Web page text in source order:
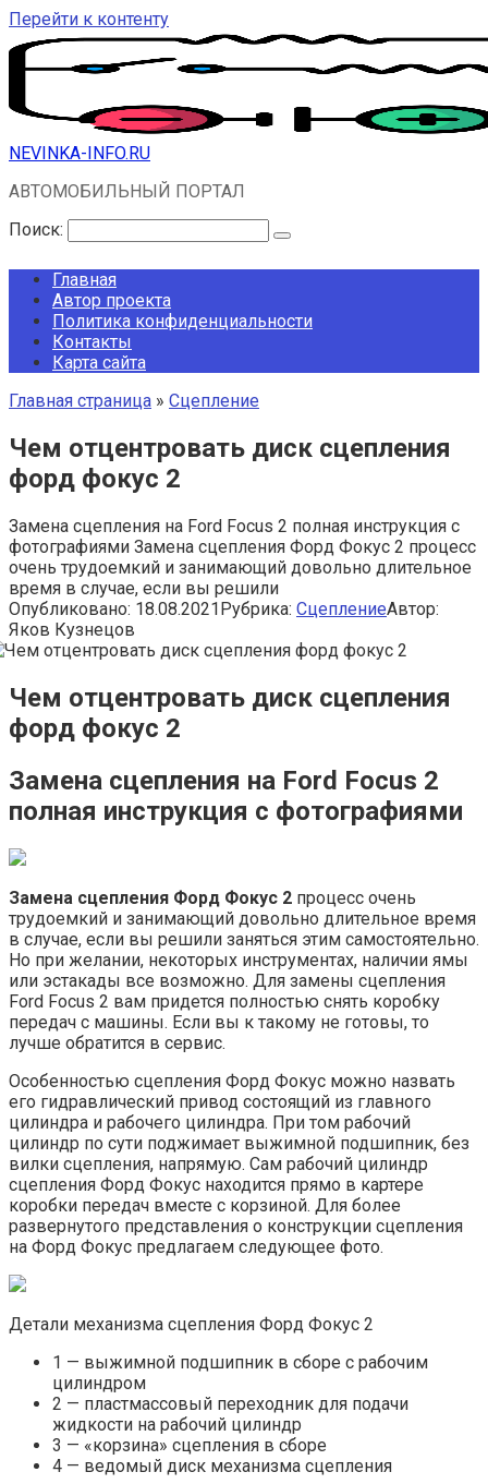
Перейти к контенту
NEVINKA-INFO.RU
АВТОМОБИЛЬНЫЙ ПОРТАЛ
Поиск:
Главная
Автор проекта
Политика конфиденциальности
Контакты
Карта сайта
Главная страница » Сцепление
Чем отцентровать диск сцепления
форд фокус 2
Замена сцепления на Ford Focus 2 полная инструкция с
фотографиями Замена сцепления Форд Фокус 2 процесс
очень трудоемкий и занимающий довольно длительное
время в случае, если вы решили
Опубликовано: 18.08.2021Рубрика: СцеплениеАвтор:
Яков Кузнецов
Чем отцентровать диск сцепления
форд фокус 2
Замена сцепления на Ford Focus 2
полная инструкция с фотографиями
Замена сцепления Форд Фокус 2 процесс очень
трудоемкий и занимающий довольно длительное время
в случае, если вы решили заняться этим самостоятельно.
Но при желании, некоторых инструментах, наличии ямы
или эстакады все возможно. Для замены сцепления
Ford Focus 2 вам придется полностью снять коробку
передач с машины. Если вы к такому не готовы, то
лучше обратится в сервис.
Особенностью сцепления Форд Фокус можно назвать
его гидравлический привод состоящий из главного
цилиндра и рабочего цилиндра. При том рабочий
цилиндр по сути поджимает выжимной подшипник, без
вилки сцепления, напрямую. Сам рабочий цилиндр
сцепления Форд Фокус находится прямо в картере
коробки передач вместе с корзиной. Для более
развернутого представления о конструкции сцепления
на Форд Фокус предлагаем следующее фото.
Детали механизма сцепления Форд Фокус 2
1 — выжимной подшипник в сборе с рабочим
цилиндром
2 — пластмассовый переходник для подачи
жидкости на рабочий цилиндр
3 — «корзина» сцепления в сборе
4 — ведомый диск механизма сцепления